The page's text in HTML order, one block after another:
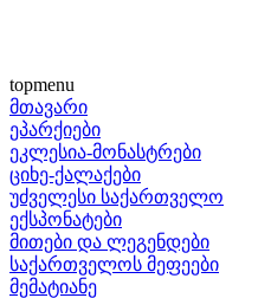
topmenu
მთავარი
ეპარქიები
ეკლესია-მონასტრები
ციხე-ქალაქები
უძველესი საქართველო
ექსპონატები
მითები და ლეგენდები
საქართველოს მეფეები
მემატიანე